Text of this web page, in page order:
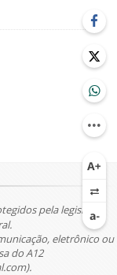
pela legislação
eletrônico ou
do A12